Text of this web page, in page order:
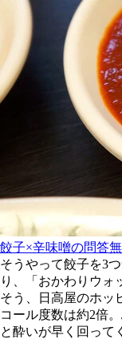
餃子×辛味噌の問答
そうやって餃子を3
り、「おかわりウォ
そう、日高屋のホッ
コール度数は約2倍
と酔いが早く回って